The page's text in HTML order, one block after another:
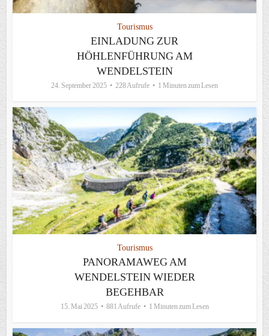
Tourismus
EINLADUNG ZUR
HÖHLENFÜHRUNG AM
WENDELSTEIN
24. September 2025 228 Aufrufe 1 Minuten zum Lesen
Tourismus
PANORAMAWEG AM
WENDELSTEIN WIEDER
BEGEHBAR
15. Mai 2025 881 Aufrufe 1 Minuten zum Lesen